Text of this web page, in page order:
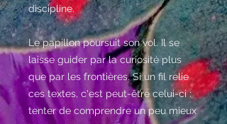
discipline.
Le papillon poursuit son vol. Il se
laisse guider par la curiosité plus
que par les frontières. Si un fil relie
ces textes, c'est peut-être celui-ci :
tenter de comprendre un peu mieux